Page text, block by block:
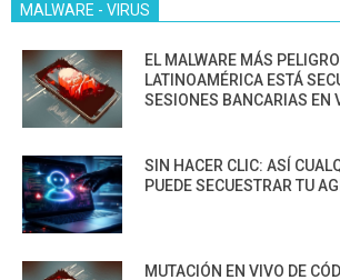
MALWARE - VIRUS
EL MALWARE MÁS
LATINOAMÉRICA ESTÁ
SESIONES BANCARIAS EN
SIN HACER CLIC: ASÍ
PUEDE SECUESTRAR TU
MUTACIÓN EN VIVO DE